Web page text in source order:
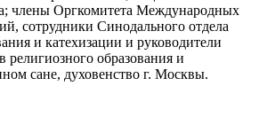
члены Оргкомитета Международных
сотрудники Синодального отдела
и катехизации и руководители
религиозного образования и
сане, духовенство г. Москвы.